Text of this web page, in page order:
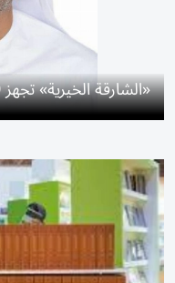
«الشارقة الخيرية» تجهز 2600 حقيبة ضمن «برداً وسلاماً»